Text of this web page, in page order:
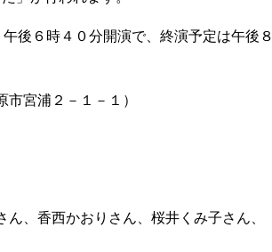
後６時４０分開演で、終演予定は午後８
宮浦２－１－１）
、香西かおりさん、桜井くみ子さん、